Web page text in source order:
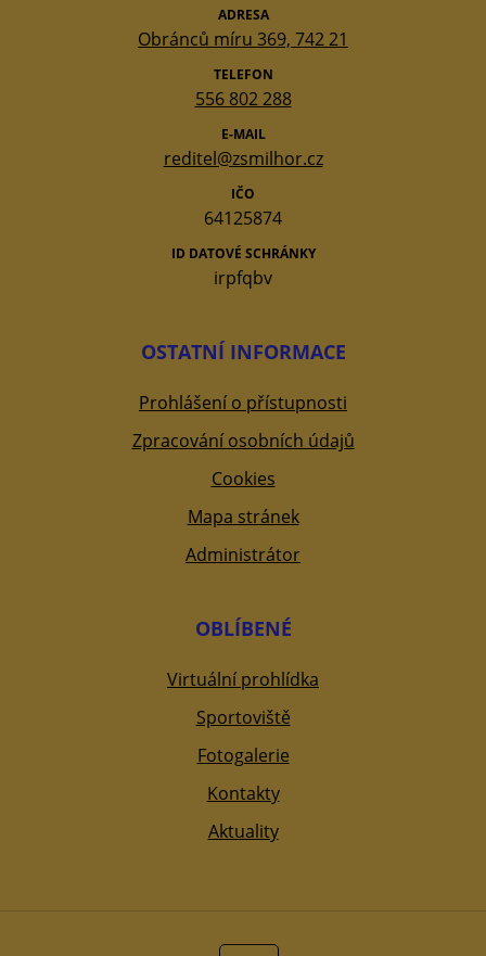
ADRESA
Obránců míru 369, 742 21
TELEFON
556 802 288
E-MAIL
reditel@zsmilhor.cz
IČO
64125874
ID DATOVÉ SCHRÁNKY
irpfqbv
OSTATNÍ INFORMACE
Prohlášení o přístupnosti
Zpracování osobních údajů
Cookies
Mapa stránek
Administrátor
OBLÍBENÉ
Virtuální prohlídka
Sportoviště
Fotogalerie
Kontakty
Aktuality